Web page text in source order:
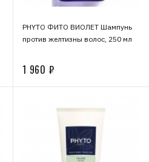
PHYTO ФИТО ВИОЛЕТ Шампунь
против желтизны волос, 250 мл
1 960 ₽